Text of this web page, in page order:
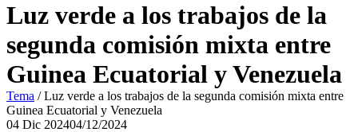
Luz verde a los trabajos de la
segunda comisión mixta entre
Guinea Ecuatorial y Venezuela
Tema /Luz verde a los trabajos de la segunda comisión mixta entre
Guinea Ecuatorial y Venezuela
04 Dic 202404/12/2024